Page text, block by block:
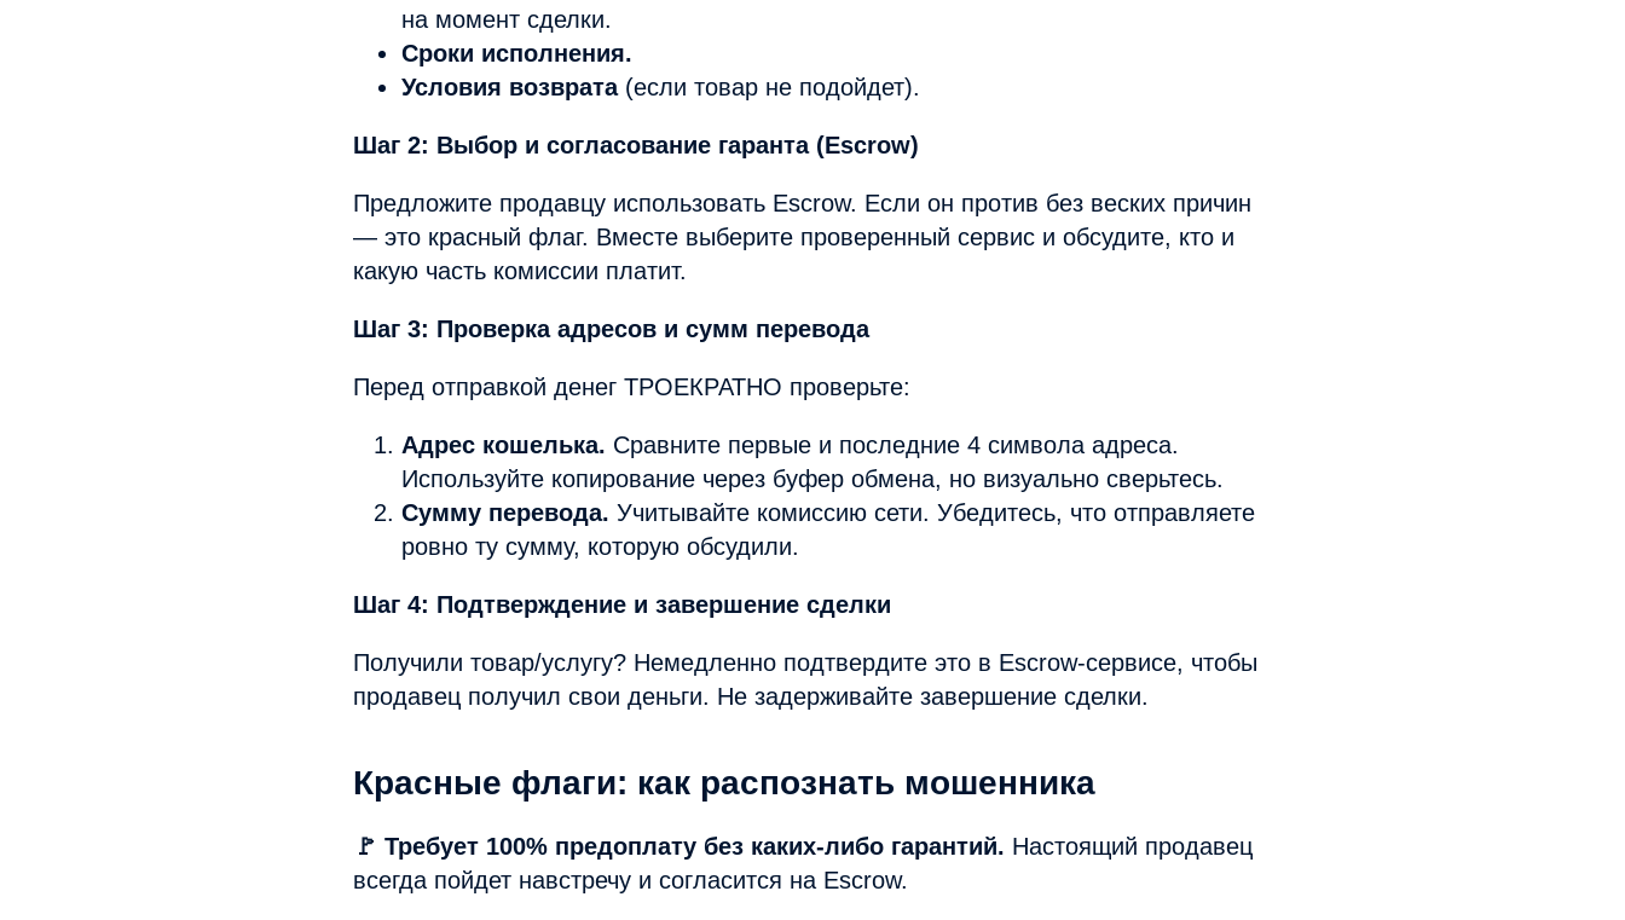
на момент сделки.
Сроки исполнения.
Условия возврата(если товар не подойдет).
Шаг 2: Выбор и согласование гаранта (Escrow)
Предложите продавцу использовать Escrow. Если он против без веских причин
— это красный флаг. Вместе выберите проверенный сервис и обсудите, кто и
какую часть комиссии платит.
Шаг 3: Проверка адресов и сумм перевода
Перед отправкой денег ТРОЕКРАТНО проверьте:
Адрес кошелька. Сравните первые и последние 4 символа адреса.
Используйте копирование через буфер обмена, но визуально сверьтесь.
Сумму перевода. Учитывайте комиссию сети. Убедитесь, что отправляете
ровно ту сумму, которую обсудили.
Шаг 4: Подтверждение и завершение сделки
Получили товар/услугу? Немедленно подтвердите это в Escrow-сервисе, чтобы
продавец получил свои деньги. Не задерживайте завершение сделки.
Красные флаги: как распознать мошенника
🚩 Требует 100% предоплату без каких-либо гарантий. Настоящий продавец
всегда пойдет навстречу и согласится на Escrow.